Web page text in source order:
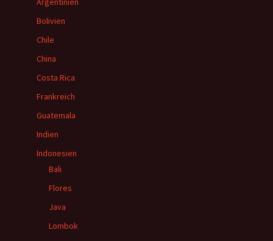
Bolivien
Chile
China
Costa Rica
Frankreich
Guatemala
Indien
Indonesien
Bali
Flores
Java
Lombok